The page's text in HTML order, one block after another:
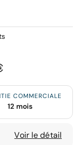
COMMERCIALE
12 mois
Voir le détail